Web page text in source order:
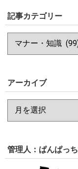
記事カテゴリー
アーカイブ
管理人：ぱんぱっち